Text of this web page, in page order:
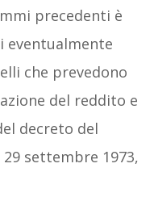
precedenti è
eventualmente
che prevedono
del reddito e
decreto del
settembre 1973,